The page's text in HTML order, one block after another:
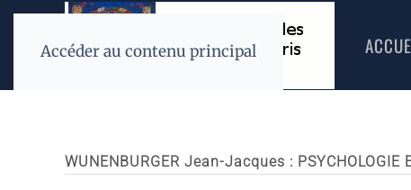
Accéder au contenu principal
WUNENBURGER Jean-Jacques : PSYCHOLOGIE